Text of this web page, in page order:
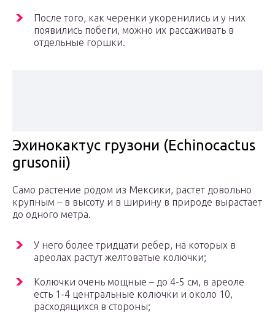
После того, как черенки укоренились и у них
появились побеги, можно их рассаживать в
отдельные горшки.
Эхинокактус грузони (Echinocactus
grusonii)
Само растение родом из Мексики, растет довольно
крупным – в высоту и в ширину в природе вырастает
до одного метра.
У него более тридцати ребер, на которых в
ареолах растут желтоватые колючки;
Колючки очень мощные – до 4-5 см, в ареоле
есть 1-4 центральные колючки и около 10,
расходящихся в стороны;